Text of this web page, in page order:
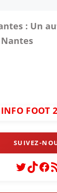
: Un
INFO FOOT
Twitter